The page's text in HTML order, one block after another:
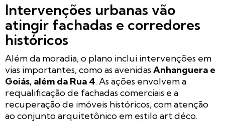
Intervenções urbanas vão
atingir fachadas e corredores
históricos
Além da moradia, o plano inclui intervenções em
vias importantes, como as avenidasAnhanguera e
Goiás, além da Rua 4. As ações envolvem a
requalificação de fachadas comerciais e a
recuperação de imóveis históricos, com atenção
ao conjunto arquitetônico em estilo art déco.